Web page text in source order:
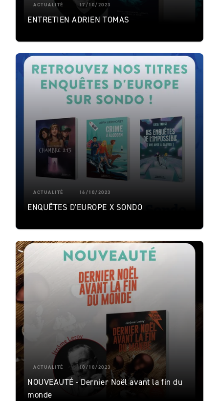
ACTUALITÉ 17/10/2023
ENTRETIEN ADRIEN TOMAS
ACTUALITÉ 16/10/2023
ENQUÊTES D'EUROPE X SONDO
ACTUALITÉ 10/10/2023
NOUVEAUTÉ - Dernier Noël avant la fin du
monde